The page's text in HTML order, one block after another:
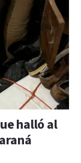
halló al